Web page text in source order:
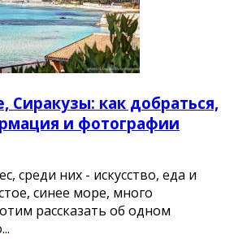
Сиракузы: как добраться,
и фотографии
среди них - искусство, еда и
синее море, много
рассказать об одном